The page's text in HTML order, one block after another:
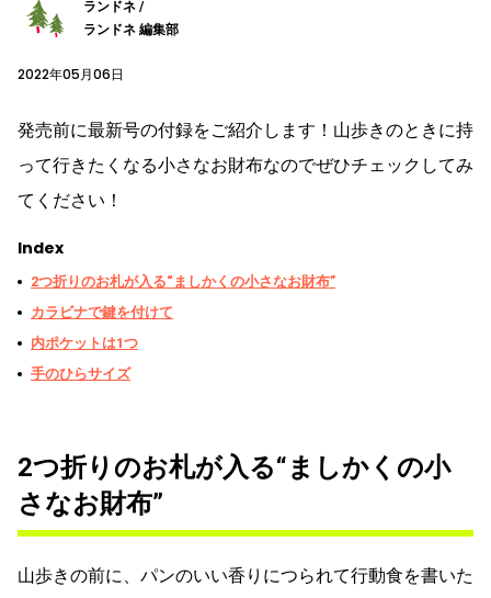
ランドネ /
ランドネ 編集部
2022年05月06日
発売前に最新号の付録をご紹介します！山歩きのときに持
って行きたくなる小さなお財布なのでぜひチェックしてみ
てください！
Index
2つ折りのお札が入る“ましかくの小さなお財布”
カラビナで鍵を付けて
内ポケットは1つ
手のひらサイズ
2つ折りのお札が入る“ましかくの小
さなお財布”
山歩きの前に、パンのいい香りにつられて行動食を書いた